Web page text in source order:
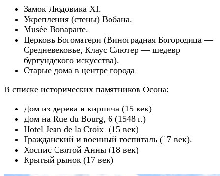
Замок Людовика XI.
Укрепления (стены) Вобана.
Musée Bonaparte.
Церковь Богоматери (Виноградная Богородица —
Средневековье, Клаус Слютер — шедевр
бургундского искусства).
Старые дома в центре города
В списке исторических памятников Осона:
Дом из дерева и кирпича (15 век)
Дом на Rue du Bourg, 6 (1548 г.)
Hotel Jean de la Croix (15 век)
Гражданский и военный госпиталь (17 век).
Хоспис Святой Анны (18 век)
Крытый рынок (17 век)